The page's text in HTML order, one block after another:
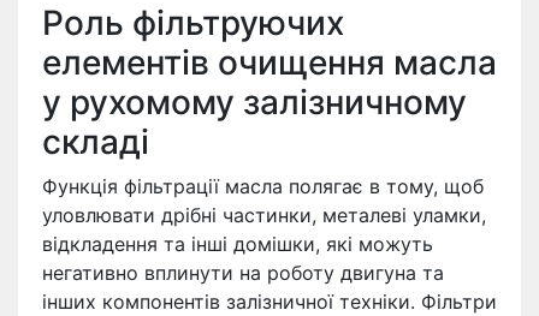
Роль фільтруючих
елементів очищення масла
у рухомому залізничному
складі
Функція фільтрації масла полягає в тому, щоб
уловлювати дрібні частинки, металеві уламки,
відкладення та інші домішки, які можуть
негативно вплинути на роботу двигуна та
інших компонентів залізничної техніки. Фільтри